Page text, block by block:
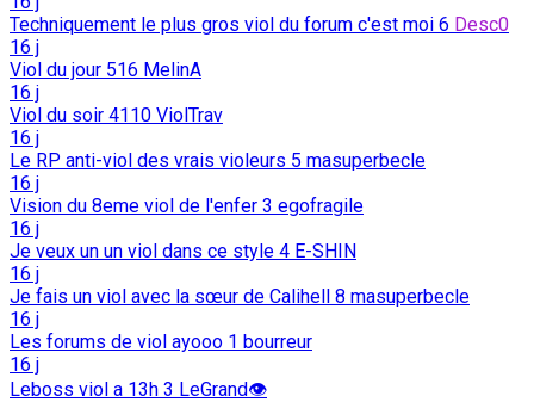
Techniquement le plus gros viol du forum c'est moi 6 Desc0
16 j
Viol du jour 516 MelinA
16 j
Viol du soir 4110 ViolTrav
16 j
Le RP anti-viol des vrais violeurs 5 masuperbecle
16 j
Vision du 8eme viol de l'enfer 3 egofragile
16 j
Je veux un un viol dans ce style 4 E-SHIN
16 j
Je fais un viol avec la sœur de Calihell 8 masuperbecle
16 j
Les forums de viol ayooo 1 bourreur
16 j
Leboss viol a 13h 3 LeGrand👁️